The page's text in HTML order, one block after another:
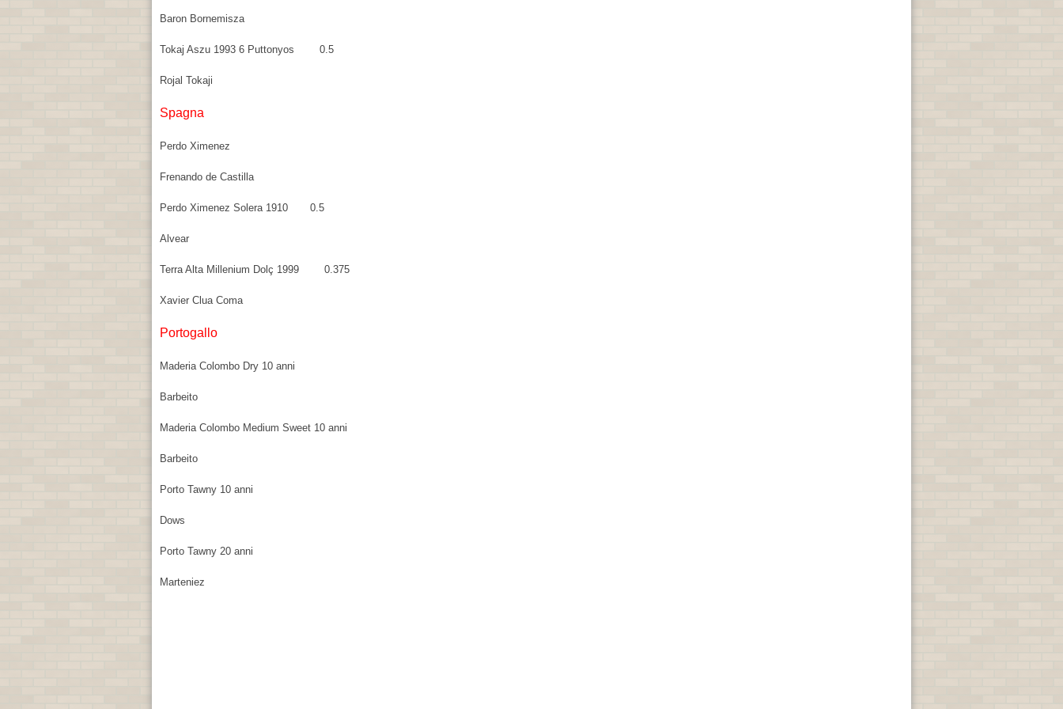
Baron Bornemisza
Tokaj Aszu 1993 6 Puttonyos 0.5
Rojal Tokaji
Spagna
Perdo Ximenez
Frenando de Castilla
Perdo Ximenez Solera 1910 0.5
Alvear
Terra Alta Millenium Dolç 1999 0.375
Xavier Clua Coma
Portogallo
Maderia Colombo Dry 10 anni
Barbeito
Maderia Colombo Medium Sweet 10 anni
Barbeito
Porto Tawny 10 anni
Dows
Porto Tawny 20 anni
Marteniez